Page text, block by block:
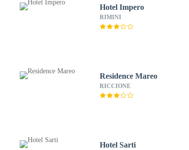
Hotel Impero
RIMINI
Residence Mareo
RICCIONE
Hotel Sarti